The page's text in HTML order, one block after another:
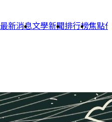
最新消息文學新聞排行榜焦點